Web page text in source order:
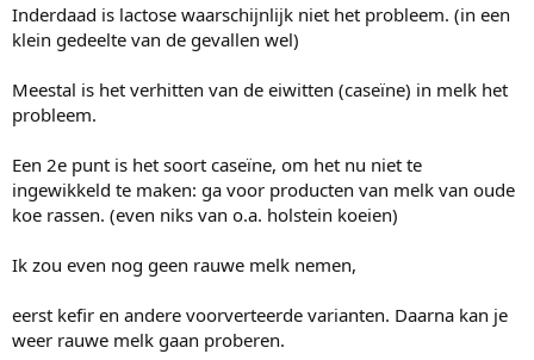
Inderdaad is lactose waarschijnlijk niet het probleem. (in een
klein gedeelte van de gevallen wel)
Meestal is het verhitten van de eiwitten (caseïne) in melk het
probleem.
Een 2e punt is het soort caseïne, om het nu niet te
ingewikkeld te maken: ga voor producten van melk van oude
koe rassen. (even niks van o.a. holstein koeien)
Ik zou even nog geen rauwe melk nemen,
eerst kefir en andere voorverteerde varianten. Daarna kan je
weer rauwe melk gaan proberen.